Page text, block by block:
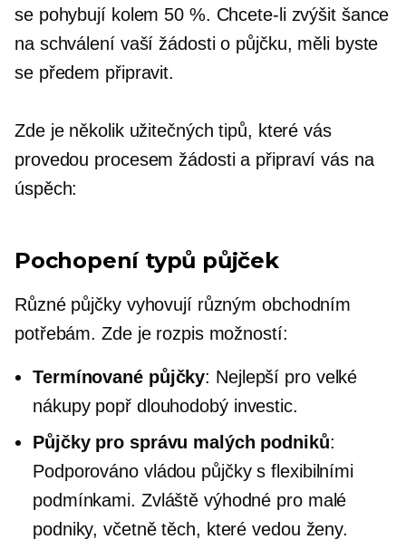
se pohybují kolem 50 %. Chcete-li zvýšit šance
na schválení vaší žádosti o půjčku, měli byste
se předem připravit.
Zde je několik užitečných tipů, které vás
provedou procesem žádosti a připraví vás na
úspěch:
Pochopení typů půjček
Různé půjčky vyhovují různým obchodním
potřebám. Zde je rozpis možností:
Termínované půjčky: Nejlepší pro velké
nákupy popř dlouhodobýinvestic.
Půjčky pro správu malých podniků:
Podporováno vládou půjčky s flexibilními
podmínkami. Zvláště výhodné pro malé
podniky, včetně těch, které vedou ženy.